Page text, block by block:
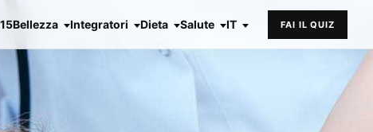
Bellezza Integratori Dieta Salute IT FAI IL QUIZ